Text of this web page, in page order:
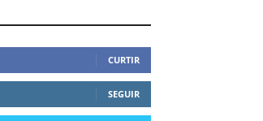
CURTIR
SEGUIR